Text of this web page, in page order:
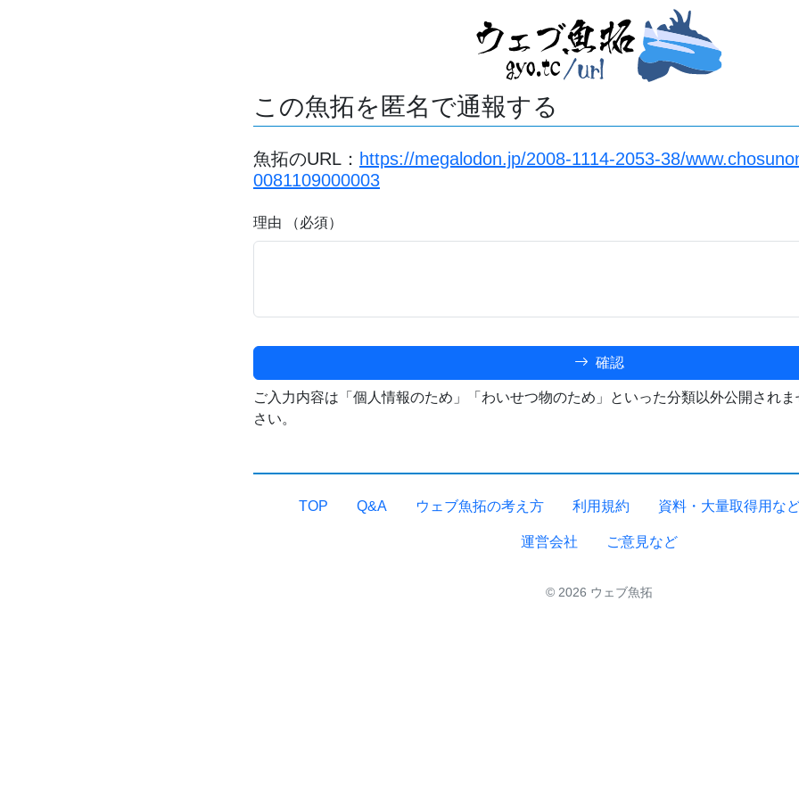
この魚拓を匿名で通報する
魚拓のURL： https://megalodon.jp/2008-1114-2053-38/
0081109000003
理由 （必須）
確認
ご入力内容は「個人情報のため」「わいせつ物のため」といった分類以外公開され
さい。
TOP Q&A ウェブ魚拓の考え方 利用規約 資料・大量取得用な
運営会社 ご意見など
© 2026 ウェブ魚拓